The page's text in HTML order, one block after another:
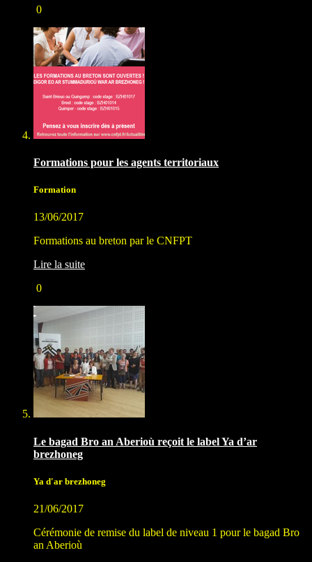
0
Formations pour les agents territoriaux
Formation
13/06/2017
Formations au breton par le CNFPT
Lire la suite
0
Le bagad Bro an Aberioù reçoit le label Ya d’ar
brezhoneg
Ya d'ar brezhoneg
21/06/2017
Cérémonie de remise du label de niveau 1 pour le bagad Bro
an Aberioù